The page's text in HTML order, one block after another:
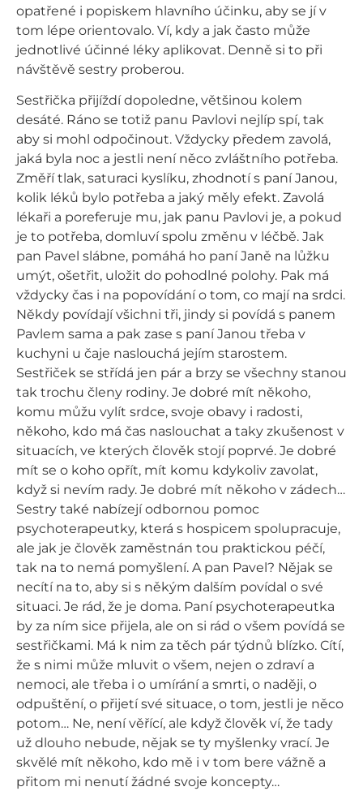
opatřené i popiskem hlavního účinku, aby se jí v
tom lépe orientovalo. Ví, kdy a jak často může
jednotlivé účinné léky aplikovat. Denně si to při
návštěvě sestry proberou.
Sestřička přijíždí dopoledne, většinou kolem
desáté. Ráno se totiž panu Pavlovi nejlíp spí, tak
aby si mohl odpočinout. Vždycky předem zavolá,
jaká byla noc a jestli není něco zvláštního potřeba.
Změří tlak, saturaci kyslíku, zhodnotí s paní Janou,
kolik léků bylo potřeba a jaký měly efekt. Zavolá
lékaři a poreferuje mu, jak panu Pavlovi je, a pokud
je to potřeba, domluví spolu změnu v léčbě. Jak
pan Pavel slábne, pomáhá ho paní Janě na lůžku
umýt, ošetřit, uložit do pohodlné polohy. Pak má
vždycky čas i na popovídání o tom, co mají na srdci.
Někdy povídají všichni tři, jindy si povídá s panem
Pavlem sama a pak zase s paní Janou třeba v
kuchyni u čaje naslouchá jejím starostem.
Sestřiček se střídá jen pár a brzy se všechny stanou
tak trochu členy rodiny. Je dobré mít někoho,
komu můžu vylít srdce, svoje obavy i radosti,
někoho, kdo má čas naslouchat a taky zkušenost v
situacích, ve kterých člověk stojí poprvé. Je dobré
mít se o koho opřít, mít komu kdykoliv zavolat,
když si nevím rady. Je dobré mít někoho v zádech…
Sestry také nabízejí odbornou pomoc
psychoterapeutky, která s hospicem spolupracuje,
ale jak je člověk zaměstnán tou praktickou péčí,
tak na to nemá pomyšlení. A pan Pavel? Nějak se
necítí na to, aby si s někým dalším povídal o své
situaci. Je rád, že je doma. Paní psychoterapeutka
by za ním sice přijela, ale on si rád o všem povídá se
sestřičkami. Má k nim za těch pár týdnů blízko. Cítí,
že s nimi může mluvit o všem, nejen o zdraví a
nemoci, ale třeba i o umírání a smrti, o naději, o
odpuštění, o přijetí své situace, o tom, jestli je něco
potom… Ne, není věřící, ale když člověk ví, že tady
už dlouho nebude, nějak se ty myšlenky vrací. Je
skvělé mít někoho, kdo mě i v tom bere vážně a
přitom mi nenutí žádné svoje koncepty…